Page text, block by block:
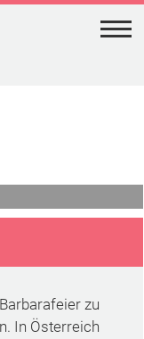
zu
In Österreich